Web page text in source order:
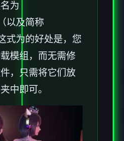
为
以及简称
式为的好处是，您
模组，而无需修
，只需将它们放
中即可。